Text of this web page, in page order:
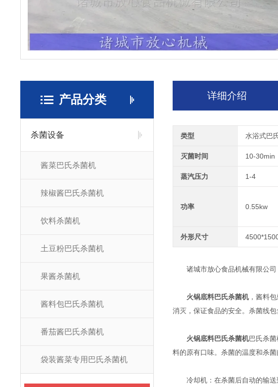
产品分类
杀菌设备
酱菜巴氏杀菌机
辣椒酱巴氏杀菌机
饮料杀菌机
土豆粉巴氏杀菌机
果酱杀菌机
酱料包巴氏杀菌机
番茄酱巴氏杀菌机
袋装酱菜专用巴氏杀菌机
详细介绍
类型 水浴式巴
灭菌时间 10-30min
蒸汽压力 1-4
功率 0.55kw
外形尺寸
诸城市放心食品机械有限公司
火锅底料巴氏杀菌机，酱料
消灭，保证食品的安全。杀菌线
火锅底料巴氏杀菌机巴氏杀
料的原有口味。杀菌的温度和杀
冷却机：在杀菌后自动的输送